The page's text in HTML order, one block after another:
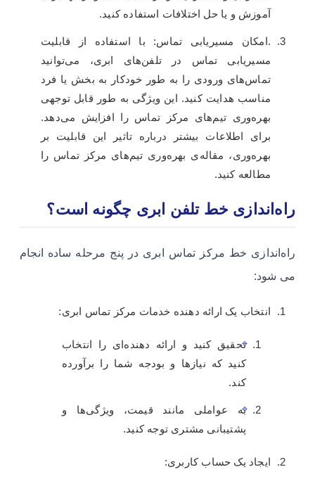
آموزش و یا حل اختلافات استفاده کنید.
.امکان مسیریابی تماس: با استفاده از قابلیت
مسیریابی تماس در تلفن‌های ابری، می‌توانید
تماس‌های ورودی را به طور خودکار به بخش یا فرد
مناسب هدایت کنید. این ویژگی به طور قابل توجهی
بهره‌وری تیم‌های مرکز تماس را افزایش می‌دهد.
برای اطلاعات بیشتر درباره تاثیر این قابلیت بر
بهره‌وری، مقاله‌ی بهره‌وری تیم‌های مرکز تماس را
مطالعه کنید.
راه‌اندازی خط تلفن ابری چگونه است؟
راه‌اندازی خط مرکز تماس ابری در پنج مرحله ساده انجام
می شود:
انتخاب یک ارائه دهنده خدمات مرکز تماس ابری:
تحقیق کنید و ارائه دهنده‌ای را انتخاب
کنید که نیازها و بودجه شما را برآورده
کند.
به عواملی مانند قیمت، ویژگی‌ها و
پشتیبانی مشتری توجه کنید.
ایجاد یک حساب کاربری: